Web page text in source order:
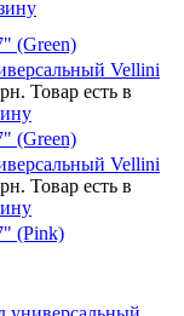
(Green)
Vellini
Товар есть в
(Green)
Vellini
Товар есть в
(Pink)